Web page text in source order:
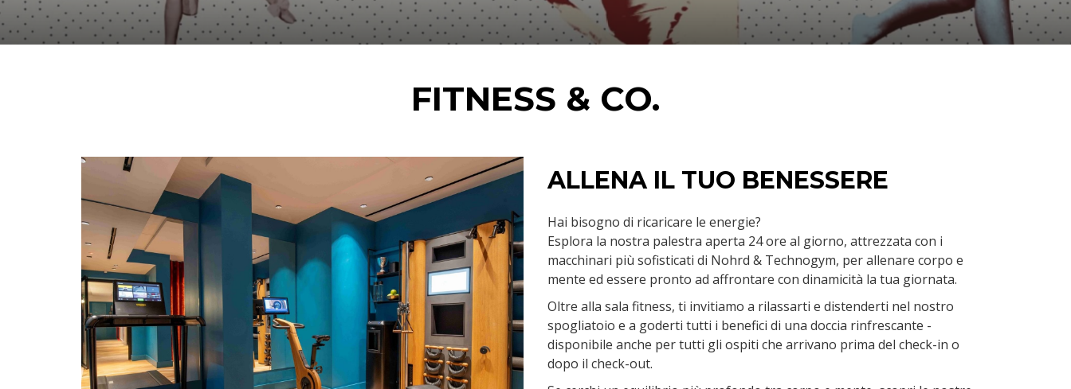
FITNESS & CO.
ALLENA IL TUO BENESSERE
Hai bisogno di ricaricare le energie?
Esplora la nostra palestra aperta 24 ore al giorno, attrezzata con i
macchinari più sofisticati di Nohrd & Technogym, per allenare corpo e
mente ed essere pronto ad affrontare con dinamicità la tua giornata.
Oltre alla sala fitness, ti invitiamo a rilassarti e distenderti nel nostro
spogliatoio e a goderti tutti i benefici di una doccia rinfrescante -
disponibile anche per tutti gli ospiti che arrivano prima del check-in o
dopo il check-out.